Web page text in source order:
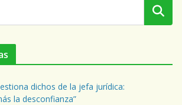
Buscar
dichos de la jefa jurídica:
la desconfianza”